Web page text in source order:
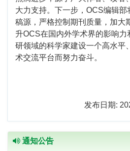
大力支持。下一步，OCS编辑
稿源，严格控制期刊质量，加大
升OCS在国内外学术界的影响
研领域的科学家建设一个高水平
术交流平台而努力奋斗。
发布日期:
通知公告